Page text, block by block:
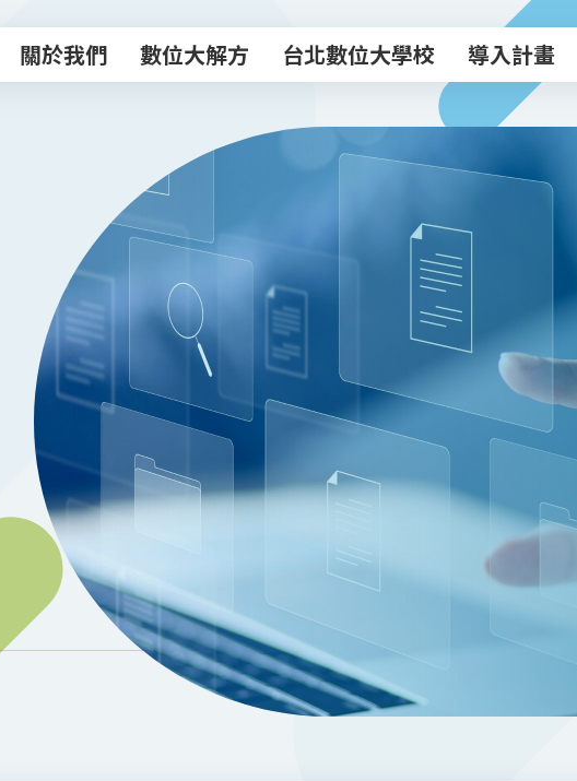
關於我們
數位大解方
數位轉型諮商室
專業顧問團
數位補給站
台北數位大學校
導入計畫
導入計畫
實體店家導入計畫
跨境驗證輔導計畫